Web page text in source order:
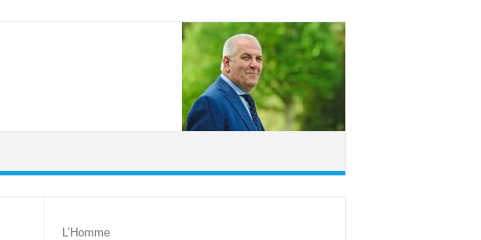
L’Homme